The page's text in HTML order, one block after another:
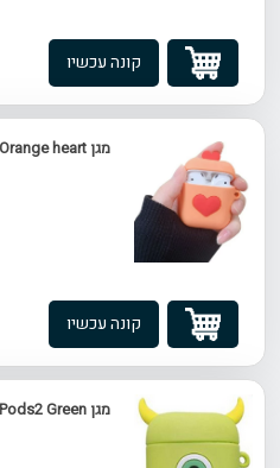
קונה עכשיו
מגן AirPods2 Orange heart
קונה עכשיו
מגן AirPods2 Green